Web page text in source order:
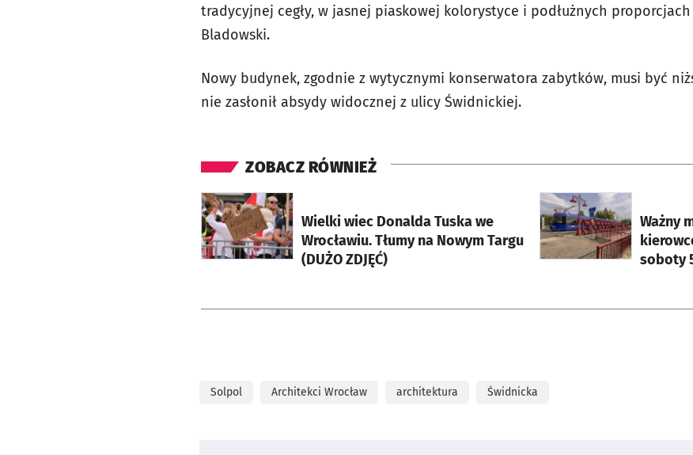
tradycyjnej cegły, w jasnej piaskowej kolorystyce i podłużnych proporcjach
Bladowski.
Nowy budynek, zgodnie z wytycznymi konserwatora zabytków, musi być
nie zasłonił absydy widocznej z ulicy Świdnickiej.
ZOBACZ RÓWNIEŻ
Wielki wiec Donalda Tuska we
Wrocławiu. Tłumy na Nowym Targu
(DUŻO ZDJĘĆ)
otworzy się w nowej karcie
Ważny
soboty
otworzy się w nowej
Solpol Architekci Wrocław architektura Świdnicka